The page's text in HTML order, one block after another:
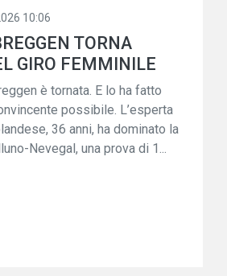
10:06
TORNA
GIRO FEMMINILE
è tornata. E lo ha fatto
possibile. L’esperta
36 anni, ha dominato la
Nevegal, una prova di 1...